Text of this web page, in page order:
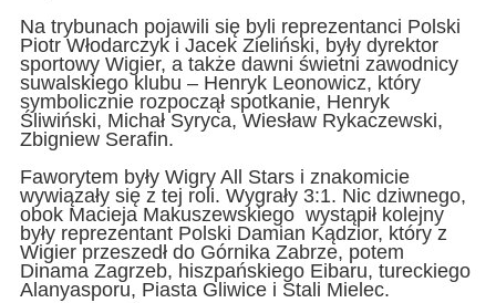
Na trybunach pojawili się byli reprezentanci Polski
Piotr Włodarczyk i Jacek Zieliński, były dyrektor
sportowy Wigier, a także dawni świetni zawodnicy
suwalskiego klubu – Henryk Leonowicz, który
symbolicznie rozpoczął spotkanie, Henryk
Śliwiński, Michał Syryca, Wiesław Rykaczewski,
Zbigniew Serafin.
Faworytem były Wigry All Stars i znakomicie
wywiązały się z tej roli. Wygrały 3:1. Nic dziwnego,
obok Macieja Makuszewskiego wystąpił kolejny
były reprezentant Polski Damian Kądzior, który z
Wigier przeszedł do Górnika Zabrze, potem
Dinama Zagrzeb, hiszpańskiego Eibaru, tureckiego
Alanyasporu, Piasta Gliwice i Stali Mielec.